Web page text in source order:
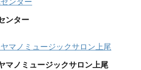
ンター
マノミュージックサロン上尾